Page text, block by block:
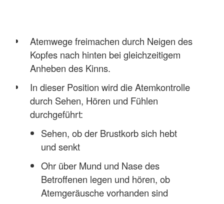
Atemwege freimachen durch Neigen des
Kopfes nach hinten bei gleichzeitigem
Anheben des Kinns.
In dieser Position wird die Atemkontrolle
durch Sehen, Hören und Fühlen
durchgeführt:
Sehen, ob der Brustkorb sich hebt
und senkt
Ohr über Mund und Nase des
Betroffenen legen und hören, ob
Atemgeräusche vorhanden sind